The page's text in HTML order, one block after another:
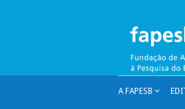
A FAPESB